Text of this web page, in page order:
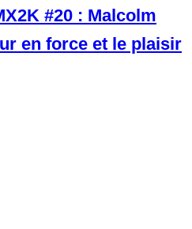
#20 : Malcolm
en force et le plaisir